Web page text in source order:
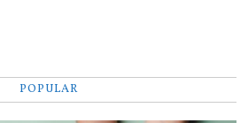
POPULAR